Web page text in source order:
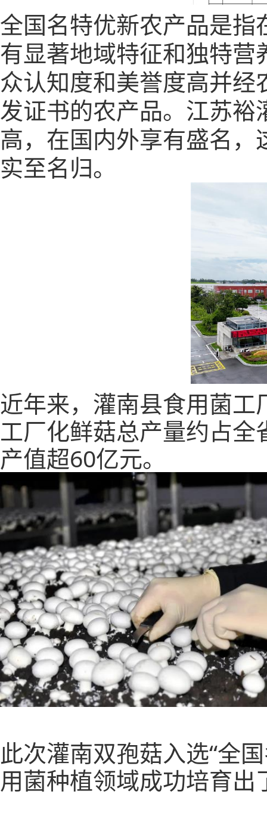
全国名特优新农产品是
有显著地域特征和独特
众认知度和美誉度高并
发证书的农产品。江苏
高，在国内外享有盛名，
实至名归。
近年来，灌南县食用菌
工厂化鲜菇总产量约占
产值超60亿元。
此次灌南双孢菇入选“全
用菌种植领域成功培育